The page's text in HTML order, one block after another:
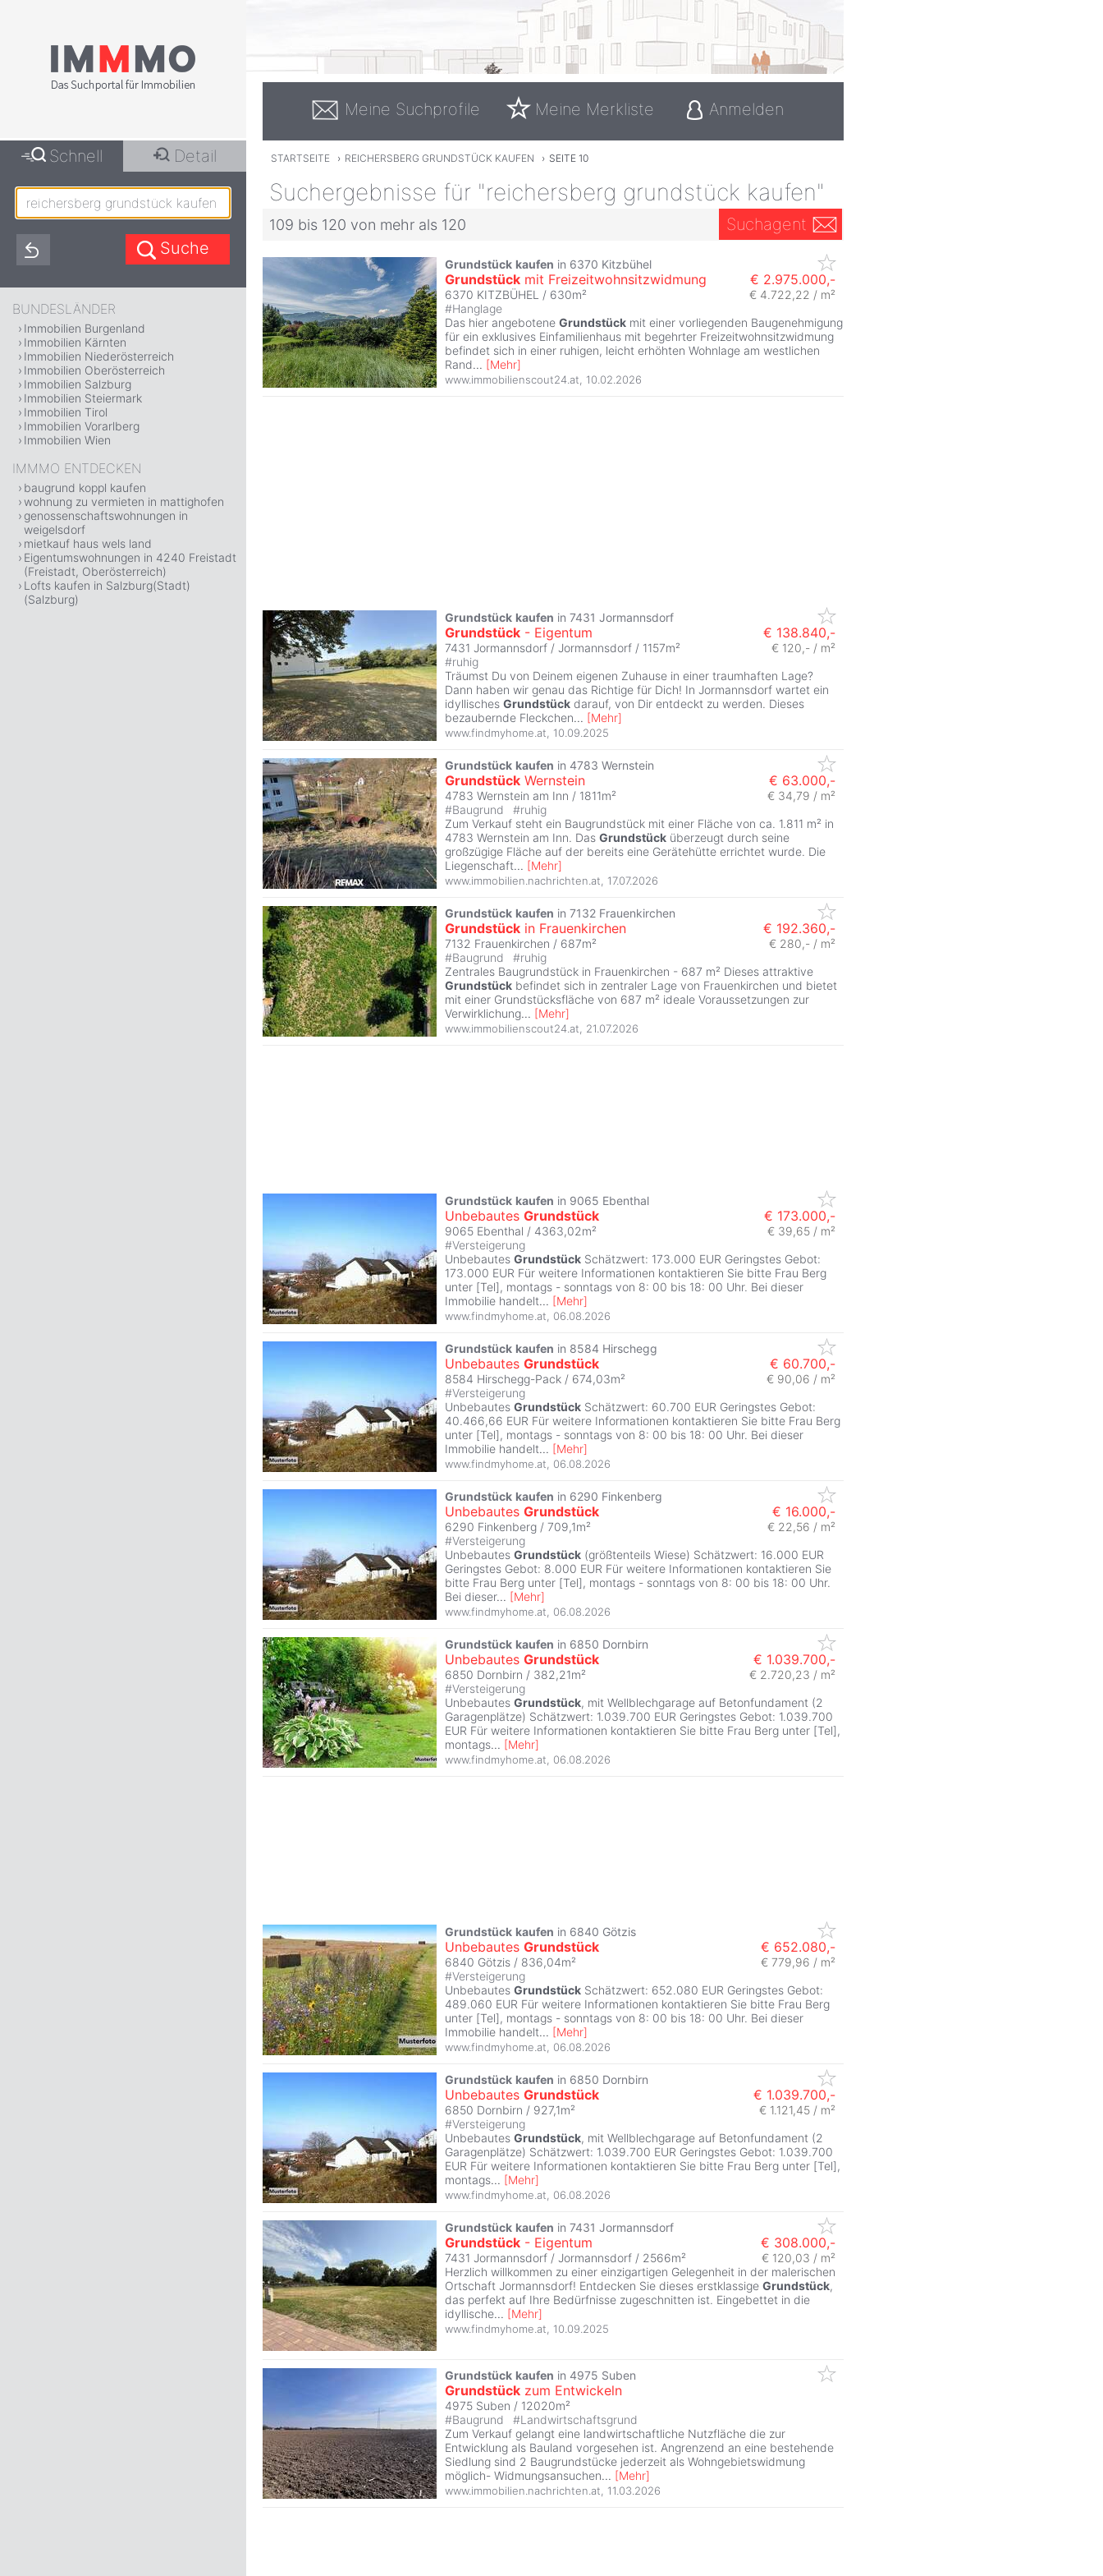
Meine Suchprofile Meine Merkliste Anmelden
STARTSEITE › REICHERSBERG GRUNDSTÜCK KAUFEN › SEITE 10
Suchergebnisse für "reichersberg grundstück kaufen"
109 bis 120 von mehr als 120 Suchagent
Grundstück kaufen in 6370 Kitzbühel
Grundstück mit Freizeitwohnsitzwidmung € 2.975.000,-
6370 KITZBÜHEL / 630m²
€ 4.722,22 / m²
#Hanglage
Das hier angebotene Grundstück mit einer vorliegenden Baugenehmigung
für ein exklusives Einfamilienhaus mit begehrter Freizeitwohnsitzwidmung
befindet sich in einer ruhigen, leicht erhöhten Wohnlage am westlichen
Rand... [Mehr]
www.immobilienscout24.at 10.02.2026
Grundstück kaufen in 7431 Jormannsdorf
Grundstück - Eigentum € 138.840,-
7431 Jormannsdorf / Jormannsdorf / 1157m²
€ 120,- / m²
#ruhig
Träumst Du von Deinem eigenen Zuhause in einer traumhaften Lage?
Dann haben wir genau das Richtige für Dich! In Jormannsdorf wartet ein
idyllisches Grundstück darauf, von Dir entdeckt zu werden. Dieses
bezaubernde Fleckchen... [Mehr]
www.findmyhome.at 10.09.2025
Grundstück kaufen in 4783 Wernstein
Grundstück Wernstein € 63.000,-
4783 Wernstein am Inn / 1811m²
€ 34,79 / m²
#Baugrund #ruhig
Zum Verkauf steht ein Baugrundstück mit einer Fläche von ca. 1.811 m² in
4783 Wernstein am Inn. Das Grundstück überzeugt durch seine
großzügige Fläche auf der bereits eine Gerätehütte errichtet wurde. Die
Liegenschaft... [Mehr]
www.immobilien.nachrichten.at 17.07.2026
Grundstück kaufen in 7132 Frauenkirchen
Grundstück in Frauenkirchen € 192.360,-
7132 Frauenkirchen / 687m²
€ 280,- / m²
#Baugrund #ruhig
Zentrales Baugrundstück in Frauenkirchen - 687 m² Dieses attraktive
Grundstück befindet sich in zentraler Lage von Frauenkirchen und bietet
mit einer Grundstücksfläche von 687 m² ideale Voraussetzungen zur
Verwirklichung... [Mehr]
www.immobilienscout24.at 21.07.2026
Grundstück kaufen in 9065 Ebenthal
Unbebautes Grundstück € 173.000,-
9065 Ebenthal / 4363,02m²
€ 39,65 / m²
#Versteigerung
Unbebautes Grundstück Schätzwert: 173.000 EUR Geringstes Gebot:
173.000 EUR Für weitere Informationen kontaktieren Sie bitte Frau Berg
unter [Tel], montags - sonntags von 8: 00 bis 18: 00 Uhr. Bei dieser
Immobilie handelt... [Mehr]
www.findmyhome.at 06.08.2026
Grundstück kaufen in 8584 Hirschegg
Unbebautes Grundstück € 60.700,-
8584 Hirschegg-Pack / 674,03m²
€ 90,06 / m²
#Versteigerung
Unbebautes Grundstück Schätzwert: 60.700 EUR Geringstes Gebot:
40.466,66 EUR Für weitere Informationen kontaktieren Sie bitte Frau Berg
unter [Tel], montags - sonntags von 8: 00 bis 18: 00 Uhr. Bei dieser
Immobilie handelt... [Mehr]
www.findmyhome.at 06.08.2026
Grundstück kaufen in 6290 Finkenberg
Unbebautes Grundstück € 16.000,-
6290 Finkenberg / 709,1m²
€ 22,56 / m²
#Versteigerung
Unbebautes Grundstück (größtenteils Wiese) Schätzwert: 16.000 EUR
Geringstes Gebot: 8.000 EUR Für weitere Informationen kontaktieren Sie
bitte Frau Berg unter [Tel], montags - sonntags von 8: 00 bis 18: 00 Uhr.
Bei dieser... [Mehr]
www.findmyhome.at 06.08.2026
Grundstück kaufen in 6850 Dornbirn
Unbebautes Grundstück € 1.039.700,-
6850 Dornbirn / 382,21m²
€ 2.720,23 / m²
#Versteigerung
Unbebautes Grundstück, mit Wellblechgarage auf Betonfundament (2
Garagenplätze) Schätzwert: 1.039.700 EUR Geringstes Gebot: 1.039.700
EUR Für weitere Informationen kontaktieren Sie bitte Frau Berg unter [Tel],
montags... [Mehr]
www.findmyhome.at 06.08.2026
Grundstück kaufen in 6840 Götzis
Unbebautes Grundstück € 652.080,-
6840 Götzis / 836,04m²
€ 779,96 / m²
#Versteigerung
Unbebautes Grundstück Schätzwert: 652.080 EUR Geringstes Gebot:
489.060 EUR Für weitere Informationen kontaktieren Sie bitte Frau Berg
unter [Tel], montags - sonntags von 8: 00 bis 18: 00 Uhr. Bei dieser
Immobilie handelt... [Mehr]
www.findmyhome.at 06.08.2026
Grundstück kaufen in 6850 Dornbirn
Unbebautes Grundstück € 1.039.700,-
6850 Dornbirn / 927,1m²
€ 1.121,45 / m²
#Versteigerung
Unbebautes Grundstück, mit Wellblechgarage auf Betonfundament (2
Garagenplätze) Schätzwert: 1.039.700 EUR Geringstes Gebot: 1.039.700
EUR Für weitere Informationen kontaktieren Sie bitte Frau Berg unter [Tel],
montags... [Mehr]
www.findmyhome.at 06.08.2026
Grundstück kaufen in 7431 Jormannsdorf
Grundstück - Eigentum € 308.000,-
7431 Jormannsdorf / Jormannsdorf / 2566m²
€ 120,03 / m²
Herzlich willkommen zu einer einzigartigen Gelegenheit in der malerischen
Ortschaft Jormannsdorf! Entdecken Sie dieses erstklassige Grundstück,
das perfekt auf Ihre Bedürfnisse zugeschnitten ist. Eingebettet in die
idyllische... [Mehr]
www.findmyhome.at 10.09.2025
Grundstück kaufen in 4975 Suben
Grundstück zum Entwickeln
4975 Suben / 12020m²
#Baugrund #Landwirtschaftsgrund
Zum Verkauf gelangt eine landwirtschaftliche Nutzfläche die zur
Entwicklung als Bauland vorgesehen ist. Angrenzend an eine bestehende
Siedlung sind 2 Baugrundstücke jederzeit als Wohngebietswidmung
möglich- Widmungsansuchen... [Mehr]
www.immobilien.nachrichten.at 11.03.2026
Schnell Detail
BUNDESLÄNDER
Immobilien Burgenland
Immobilien Kärnten
Immobilien Niederösterreich
Immobilien Oberösterreich
Immobilien Salzburg
Immobilien Steiermark
Immobilien Tirol
Immobilien Vorarlberg
Immobilien Wien
IMMMO ENTDECKEN
baugrund koppl kaufen
wohnung zu vermieten in mattighofen
genossenschaftswohnungen in
weigelsdorf
mietkauf haus wels land
Eigentumswohnungen in 4240 Freistadt
(Freistadt, Oberösterreich)
Lofts kaufen in Salzburg(Stadt)
(Salzburg)